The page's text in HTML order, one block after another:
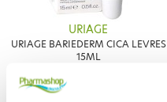
URIAGE
URIAGE BARIEDERM CICA LEVRES
15ML
5,90 €